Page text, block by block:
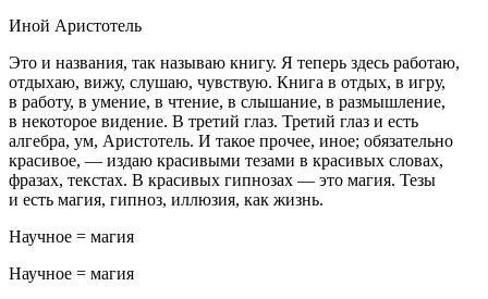
Иной Аристотель
Это и названия, так называю книгу. Я теперь здесь работаю,
отдыхаю, вижу, слушаю, чувствую. Книга в отдых, в игру,
в работу, в умение, в чтение, в слышание, в размышление,
в некоторое видение. В третий глаз. Третий глаз и есть
алгебра, ум, Аристотель. И такое прочее, иное; обязательно
красивое, — издаю красивыми тезами в красивых словах,
фразах, текстах. В красивых гипнозах — это магия. Тезы
и есть магия, гипноз, иллюзия, как жизнь.
Научное = магия
Научное = магия